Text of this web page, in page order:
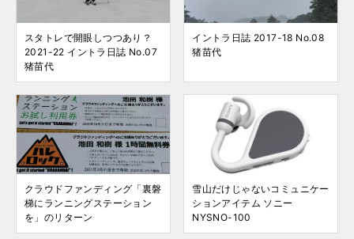
スタトレで開眼しつつあり？
2021-22 イントラ日誌 No.07
猪苗代
イントラ日誌 2017-18 No.08
猪苗代
クラウドファンディング「裏磐
梯にランニングステーション
を」のリターン
雪山だけじゃないコミュニケー
ションアイテム ソニー
NYSNO-100